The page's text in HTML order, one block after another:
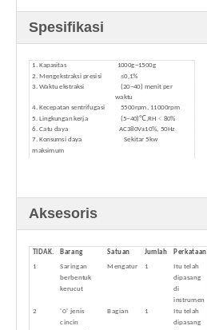
Spesifikasi
1. Kapasitas
1000g~1500g
2. Mengekstraksi presisi
≤0,1%
3. Waktu ekstraksi
(20~40) menit per
waktu
4. Kecepatan sentrifugasi
5500rpm, 11000rpm
5. Lingkungan kerja (5~40)℃,RH﹤80%
6. Catu daya
AC380V±10%, 50Hz
7. Konsumsi daya
maksimum
Sekitar 5kw
Aksesoris
TIDAK. Barang Satuan Jumlah
Perkataan
1
Saringan
berbentuk
kerucut
Mengatur 1
Itu telah
dipasang
di
instrumen
2
'○' jenis
cincin
Bagian 1 Itu telah
dipasang